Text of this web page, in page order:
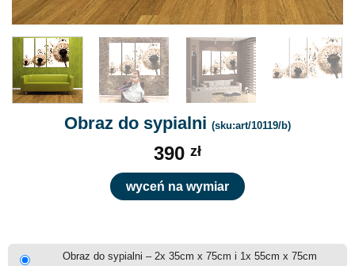
Obraz do sypialni (sku:art/10119/b)
390 zł
wyceń na wymiar
Obraz do sypialni – 2x 35cm x 75cm i 1x 55cm x 75cm